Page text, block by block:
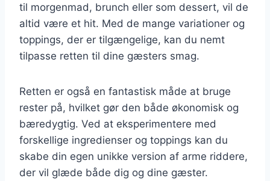
til morgenmad, brunch eller som dessert, vil de
altid være et hit. Med de mange variationer og
toppings, der er tilgængelige, kan du nemt
tilpasse retten til dine gæsters smag.
Retten er også en fantastisk måde at bruge
rester på, hvilket gør den både økonomisk og
bæredygtig. Ved at eksperimentere med
forskellige ingredienser og toppings kan du
skabe din egen unikke version af arme riddere,
der vil glæde både dig og dine gæster.